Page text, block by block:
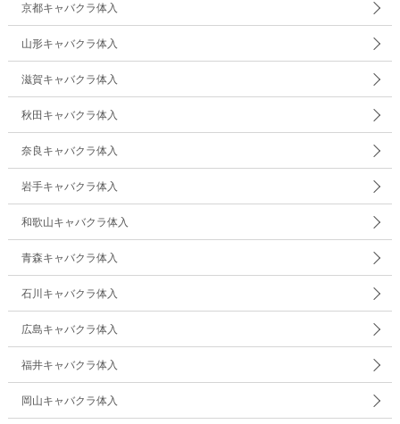
京都キャバクラ体入
山形キャバクラ体入
滋賀キャバクラ体入
秋田キャバクラ体入
奈良キャバクラ体入
岩手キャバクラ体入
和歌山キャバクラ体入
青森キャバクラ体入
石川キャバクラ体入
広島キャバクラ体入
福井キャバクラ体入
岡山キャバクラ体入